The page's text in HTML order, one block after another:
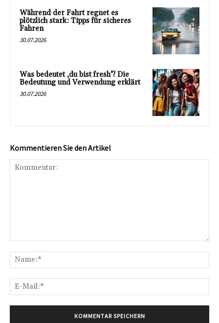
Während der Fahrt regnet es
plötzlich stark: Tipps für sicheres
Fahren
30.07.2026
Was bedeutet ‚du bist fresh‘? Die
Bedeutung und Verwendung erklärt
30.07.2026
Kommentieren Sie den Artikel